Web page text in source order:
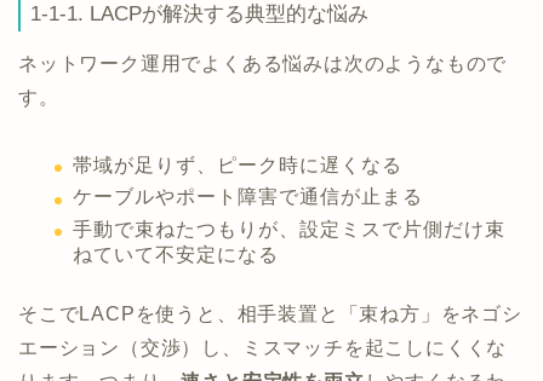
1-1-1. LACPが解決する典型的な悩み
ネットワーク運用でよくある悩みは次のようなもので
す。
帯域が足りず、ピーク時に遅くなる
ケーブルやポート障害で通信が止まる
手動で束ねたつもりが、設定ミスで片側だけ束
ねていて不安定になる
そこでLACPを使うと、相手装置と「束ね方」をネゴシ
エーション（交渉）し、ミスマッチを起こしにくくな